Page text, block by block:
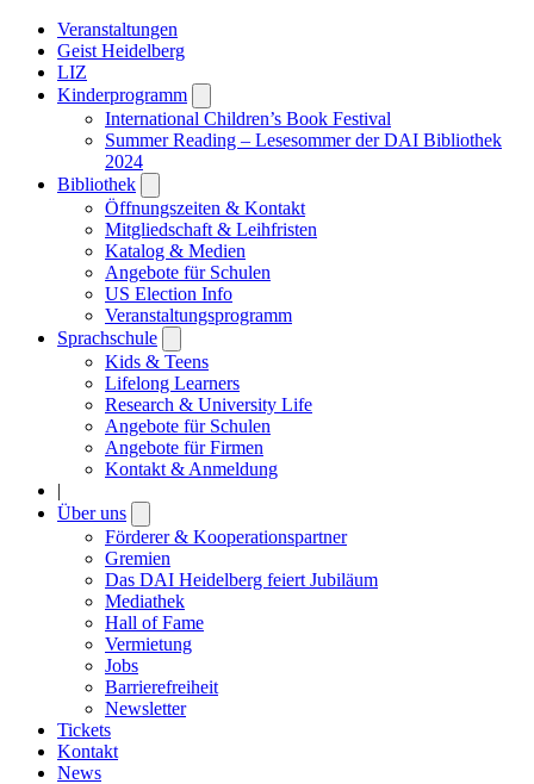
Veranstaltungen
Geist Heidelberg
LIZ
Kinderprogramm
submenu
International Children’s Book Festival
Summer Reading – Lesesommer der DAI Bibliothek
2024
Bibliothek
submenu
Öffnungszeiten & Kontakt
Mitgliedschaft & Leihfristen
Katalog & Medien
Angebote für Schulen
US Election Info
Veranstaltungsprogramm
Sprachschule
submenu
Kids & Teens
Lifelong Learners
Research & University Life
Angebote für Schulen
Angebote für Firmen
Kontakt & Anmeldung
|
Über uns
submenu
Förderer & Kooperationspartner
Gremien
Das DAI Heidelberg feiert Jubiläum
Mediathek
Hall of Fame
Vermietung
Jobs
Barrierefreiheit
Newsletter
Tickets
Kontakt
News